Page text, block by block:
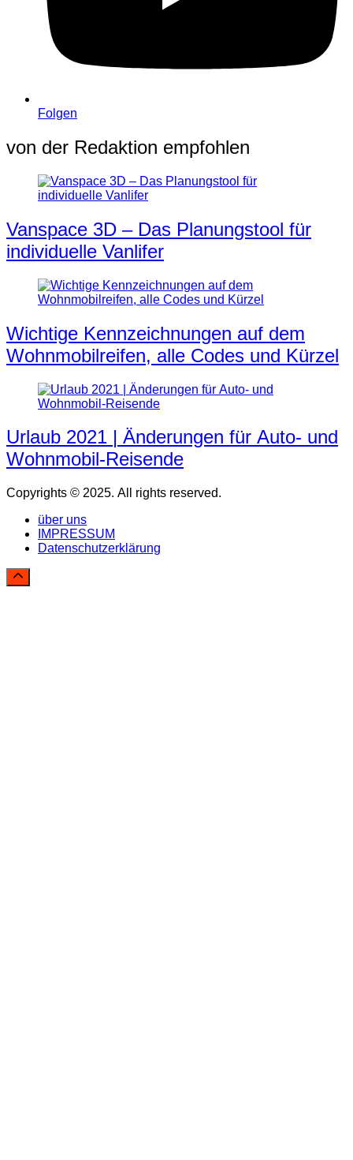
Folgen
von der Redaktion empfohlen
Vanspace 3D – Das Planungstool für
individuelle Vanlifer
Wichtige Kennzeichnungen auf dem
Wohnmobilreifen, alle Codes und Kürzel
Urlaub 2021 | Änderungen für Auto- und
Wohnmobil-Reisende
Copyrights © 2025. All rights reserved.
über uns
IMPRESSUM
Datenschutzerklärung